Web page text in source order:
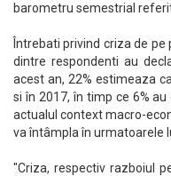
barometru semestrial
Întrebati privind criza de
dintre respondenti au
acest an, 22% estimeaza
si în 2017, în timp ce 6%
actualul context macro-
va întâmpla în urmatoarele
"Criza, respectiv razboiul